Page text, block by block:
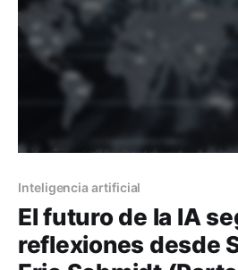
Inteligencia artificial
El futuro de la IA
reflexiones desde